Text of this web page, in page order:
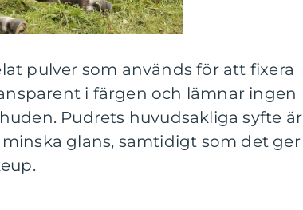
pulver som används för att fixera
i färgen och lämnar ingen
Pudrets huvudsakliga syfte är
glans, samtidigt som det ger